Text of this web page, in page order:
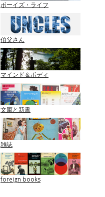
ボーイズ・ライフ
伯父さん
マインド＆ボディ
文庫と新書
雑誌
foreign books